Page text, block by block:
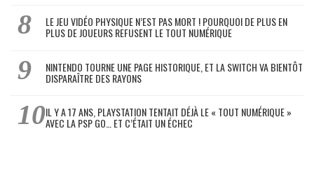
LE JEU VIDÉO PHYSIQUE N’EST PAS MORT ! POURQUOI DE PLUS EN
PLUS DE JOUEURS REFUSENT LE TOUT NUMÉRIQUE
NINTENDO TOURNE UNE PAGE HISTORIQUE, ET LA SWITCH VA BIENTÔT
DISPARAÎTRE DES RAYONS
IL Y A 17 ANS, PLAYSTATION TENTAIT DÉJÀ LE « TOUT NUMÉRIQUE »
AVEC LA PSP GO… ET C’ÉTAIT UN ÉCHEC